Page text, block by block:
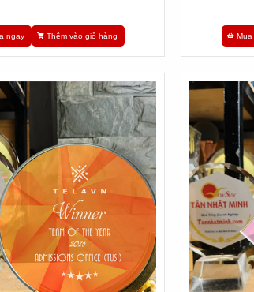
Trong đoạn này, chúng ta sẽ tò mò những
vì vì sao kỷ niệm chương là sự chọn lọc hoàn
ngay Thêm vào giỏ hàng